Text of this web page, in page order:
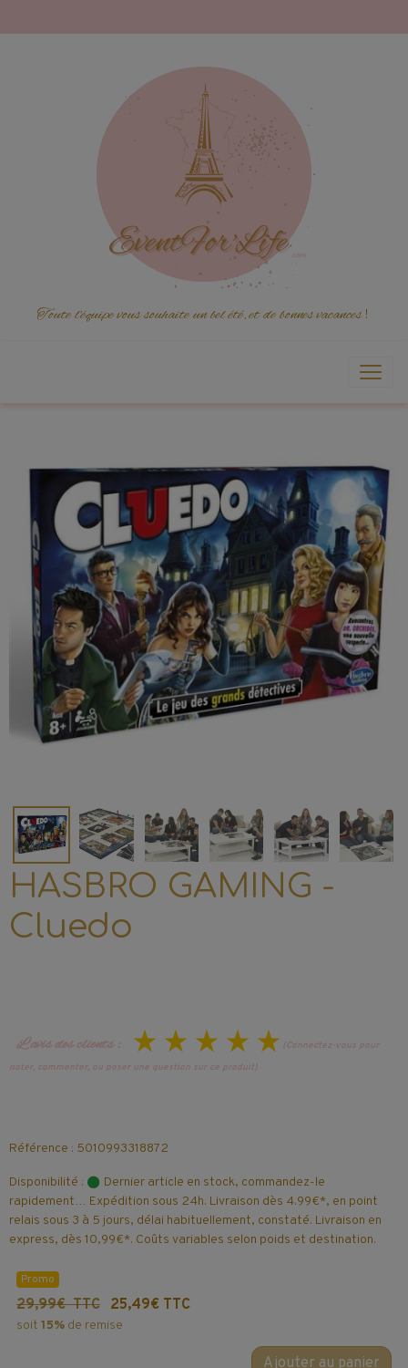
Toute l'équipe vous souhaite un bel été, et de bonnes vacances !
HASBRO GAMING -
Cluedo
L’avis des clients :
(Connectez-vous pour
noter, commenter, ou poser une question sur ce produit)
Référence : 5010993318872
Disponibilité :
Dernier article en stock, commandez-le
rapidement… Expédition sous 24h. Livraison dès 4.99€*, en point
relais sous 3 à 5 jours, délai habituellement, constaté. Livraison en
express, dès 10,99€*. Coûts variables selon poids et destination.
Promo
29,99€ TTC 25,49€ TTC
soit 15% de remise
Ajouter au panier